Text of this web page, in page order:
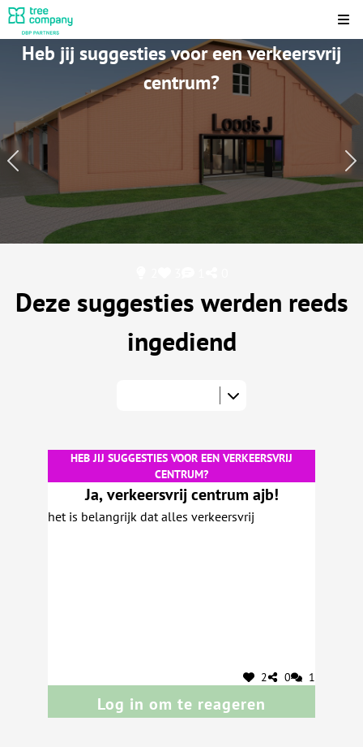
Heb jij suggesties voor een verkeersvrij
centrum?
Deze suggesties werden reeds
ingediend
HEB JIJ SUGGESTIES VOOR EEN VERKEERSVRIJ
CENTRUM?
Ja, verkeersvrij centrum ajb!
het is belangrijk dat alles verkeersvrij
2 0 1
Log in om te reageren